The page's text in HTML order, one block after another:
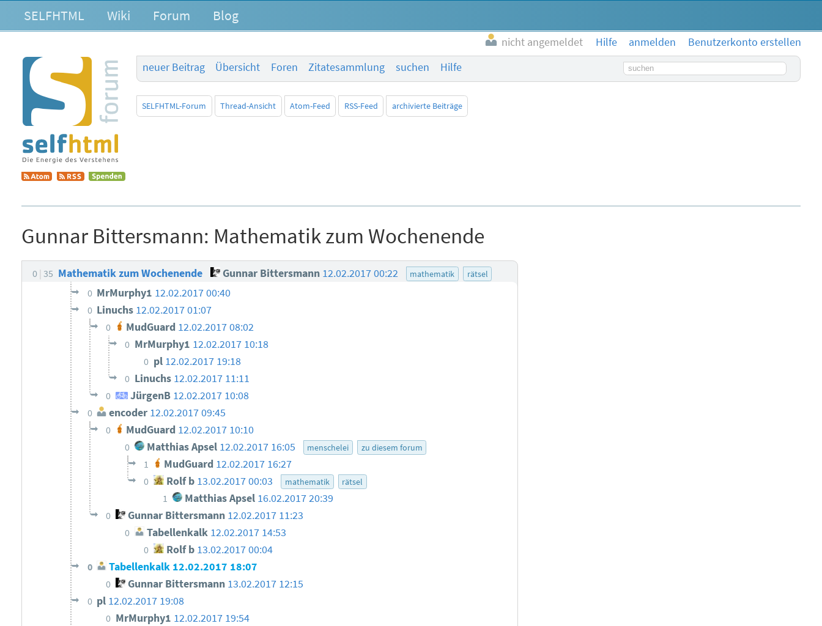
SELFHTML Wiki Forum Blog
nicht angemeldet Hilfe anmelden
Benutzerkonto erstellen
neuer Beitrag
Übersicht Foren Zitatesammlung suchen Hilfe Suchbegriff
SELFHTML-Forum Thread-Ansicht Atom-Feed RSS-Feed archivierte Beiträge
Gunnar Bittersmann: Mathematik zum Wochenende
0 35 Mathematik zum Wochenende Gunnar Bittersmann 12.02.2017 00:22 mathematik rätsel
0 MrMurphy1 12.02.2017 00:40
0 Linuchs 12.02.2017 01:07
0 MudGuard 12.02.2017 08:02
0 MrMurphy1 12.02.2017 10:18
0 pl 12.02.2017 19:18
0 Linuchs 12.02.2017 11:11
0 JürgenB 12.02.2017 10:08
0 encoder 12.02.2017 09:45
0 MudGuard 12.02.2017 10:10
0 Matthias Apsel 12.02.2017 16:05 menschelei zu diesem forum
1 MudGuard 12.02.2017 16:27
0 Rolf b 13.02.2017 00:03 mathematik rätsel
1 Matthias Apsel 16.02.2017 20:39
0 Gunnar Bittersmann 12.02.2017 11:23
0 Tabellenkalk 12.02.2017 14:53
0 Rolf b 13.02.2017 00:04
0 Tabellenkalk 12.02.2017 18:07
0 Gunnar Bittersmann 13.02.2017 12:15
0 pl 12.02.2017 19:08
0 MrMurphy1 12.02.2017 19:54